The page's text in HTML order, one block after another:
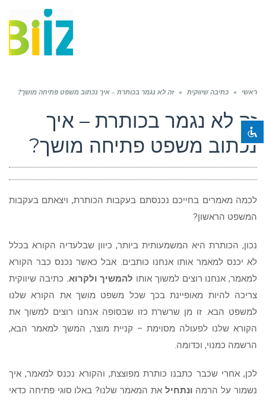
title סמן כותרות
settings צבע רקע
zoom_in זום (הגדלה)
הגדלת גופן
spellcheck גופן קריא
ניגודיות כהה
format_underlined הוסף קו תחתון לקישורים
font_download סמן קישורים
את
ראשי » כתיבה שיווקית » זה לא נגמר בכותרת – איך נכתוב משפט פתיחה מושך?
זה לא נגמר בכותרת – איך
נכתוב משפט פתיחה מושך?
לכמה מאמרים בחייכם נכנסתם בעקבות הכותרת, ויצאתם בעקבות
המשפט הראשון?
נכון, הכותרת היא המשמעותית ביותר, כיוון שבלעדיה הקורא בכלל
לא יכנס למאמר אותו אנחנו כותבים. אבל כאשר נכנס כבר הקורא
למאמר, אנחנו רוצים למשוך אותו להמשיך ולקרוא. כתיבה שיווקית
צריכה להיות מאופיינת בכך שכל משפט מושך את הקורא שלנו
למשפט הבא. זו מן שרשרת כזו שבסופה אנחנו רוצים למשוך את
הקורא שלנו לפעולה מסוימת – קניית מוצר, המשך למאמר הבא,
הרשמה כמנוי, וכדומה.
לכן, אחרי שכבר כתבנו כותרת מפוצצת, והקורא נכנס למאמר, איך
נשמור על הרמה ונתחיל את המאמר שלנו? באלו סוגי פתיחה כדאי